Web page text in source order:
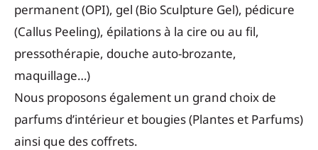
permanent (OPI), gel (Bio Sculpture Gel), pédicure
(Callus Peeling), épilations à la cire ou au fil,
pressothérapie, douche auto-brozante,
maquillage…)
Nous proposons également un grand choix de
parfums d’intérieur et bougies (Plantes et Parfums)
ainsi que des coffrets.